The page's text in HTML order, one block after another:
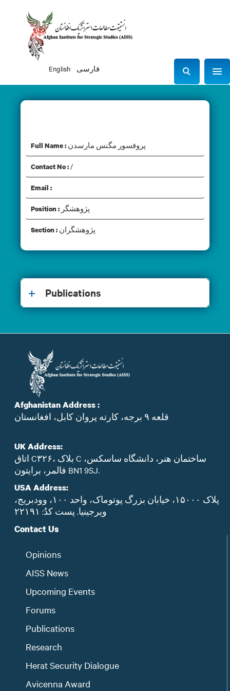
English فارسی
S
e
a
Full Name : پروفسور مگنس مارسدن
Contact No : /
Email :
Position : پژوهشگر
Section : پژوهشگران
Publications
Afghanistan Address :
قلعه ۹ برجه، کارته پروان کابل، افغانستان
UK Address:
اتاق C۳۲۶، بلاک C ساختمان هنر، دانشگاه ساسکس،
فالمر، برایتون BN1 9SJ.
USA Address:
پلاک ۱۵۰۰۰، خیابان بزرگ پوتوماک، واحد ۱۰۰، وودبریج،
ویرجینیا. پست‌ کدُ: ۲۲۱۹۱
Contact Us
Opinions
AISS News
Upcoming Events
Forums
Publications
Research
Herat Security Dialogue
Avicenna Award